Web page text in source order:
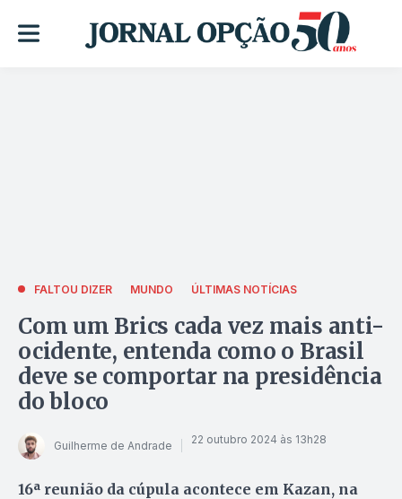
FALTOU DIZER MUNDO ÚLTIMAS NOTÍCIAS
Com um Brics cada vez mais anti-
ocidente, entenda como o Brasil
deve se comportar na presidência
do bloco
Guilherme de Andrade 22 outubro 2024 às 13h28
16ª reunião da cúpula acontece em Kazan, na